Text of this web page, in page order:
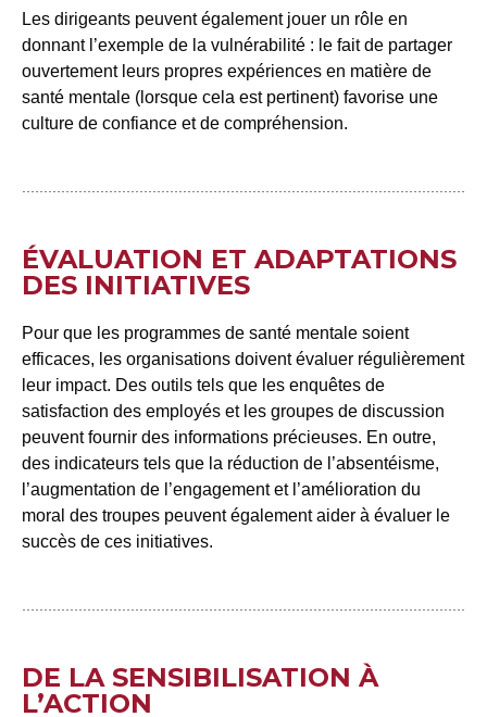
Les dirigeants peuvent également jouer un rôle en
donnant l’exemple de la vulnérabilité : le fait de partager
ouvertement leurs propres expériences en matière de
santé mentale (lorsque cela est pertinent) favorise une
culture de confiance et de compréhension.
ÉVALUATION ET ADAPTATIONS
DES INITIATIVES
Pour que les programmes de santé mentale soient
efficaces, les organisations doivent évaluer régulièrement
leur impact. Des outils tels que les enquêtes de
satisfaction des employés et les groupes de discussion
peuvent fournir des informations précieuses. En outre,
des indicateurs tels que la réduction de l’absentéisme,
l’augmentation de l’engagement et l’amélioration du
moral des troupes peuvent également aider à évaluer le
succès de ces initiatives.
DE LA SENSIBILISATION À
L’ACTION